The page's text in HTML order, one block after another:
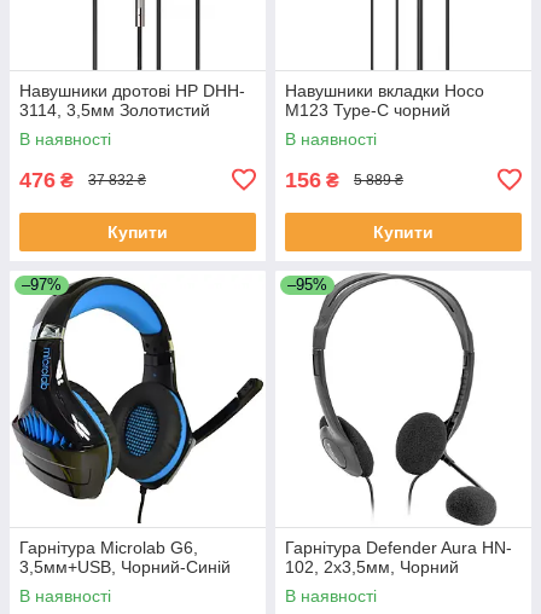
Навушники дротові HP DHH-
3114, 3,5мм Золотистий
В наявності
476 ₴ 37 832 ₴
Купити
Навушники вкладки Hoco
M123 Type-C чорний
В наявності
156 ₴ 5 889 ₴
Купити
–97%
Гарнітура Microlab G6,
3,5мм+USB, Чорний-Синій
В наявності
–95%
Гарнітура Defender Aura HN-
102, 2х3,5мм, Чорний
В наявності